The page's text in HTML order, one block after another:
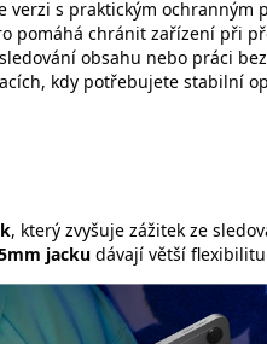
verzi s praktickým ochranným
pomáhá chránit zařízení při
obsahu nebo práci
kdy potřebujete stabilní
, který zvyšuje zážitek ze
jacku dávají větší